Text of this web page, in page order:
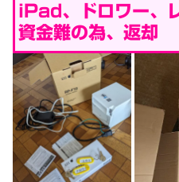
iPad、ドロワー、
資金難の為、返却